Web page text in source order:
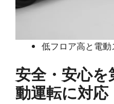
低フロア高と電
安全・安心
動運転に対応